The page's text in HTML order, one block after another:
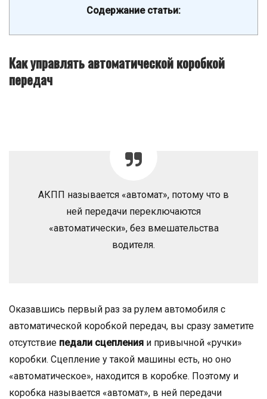
Содержание статьи:
Как управлять автоматической коробкой
передач
АКПП называется «автомат», потому что в
ней передачи переключаются
«автоматически», без вмешательства
водителя.
Оказавшись первый раз за рулем автомобиля с
автоматической коробкой передач, вы сразу заметите
отсутствие педали сцепления и привычной «ручки»
коробки. Сцепление у такой машины есть, но оно
«автоматическое», находится в коробке. Поэтому и
коробка называется «автомат», в ней передачи